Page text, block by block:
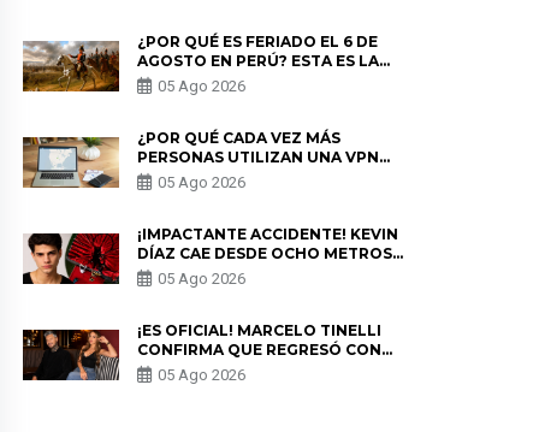
¿POR QUÉ ES FERIADO EL 6 DE
AGOSTO EN PERÚ? ESTA ES LA
HISTORIA
05 Ago 2026
¿POR QUÉ CADA VEZ MÁS
PERSONAS UTILIZAN UNA VPN
PARA PROTEGER SU
PRIVACIDAD?
05 Ago 2026
¡IMPACTANTE ACCIDENTE! KEVIN
DÍAZ CAE DESDE OCHO METROS
EN “ESTO ES GUERRA” Y GENERA
PREOCUPACIÓN
05 Ago 2026
¡ES OFICIAL! MARCELO TINELLI
CONFIRMA QUE REGRESÓ CON
MILETT FIGUEROA: “EL AMOR
PUDO MÁS”
05 Ago 2026